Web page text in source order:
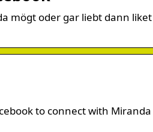
mögt oder gar liebt dann
to connect with Miranda